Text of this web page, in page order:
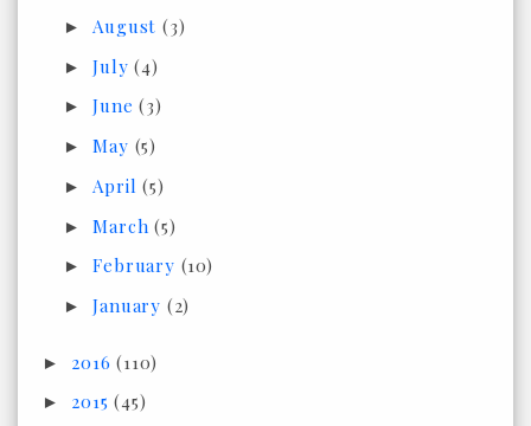
► August(3)
►July(4)
►June(3)
►May (5)
► April(5)
►March(5)
►February (10)
►January (2)
► 2016(110)
► 2015(45)